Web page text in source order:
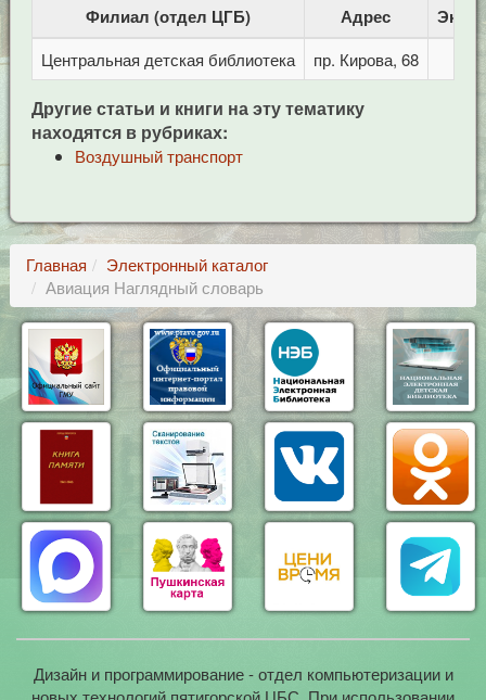
Филиал (отдел ЦГБ) Адрес
Центральная детская библиотека пр. Кирова, 68
Другие статьи и книги на эту тематику
находятся в рубриках:
Воздушный транспорт
Главная
Электронный каталог
Авиация Наглядный словарь
Дизайн и программирование - отдел компьютеризации и